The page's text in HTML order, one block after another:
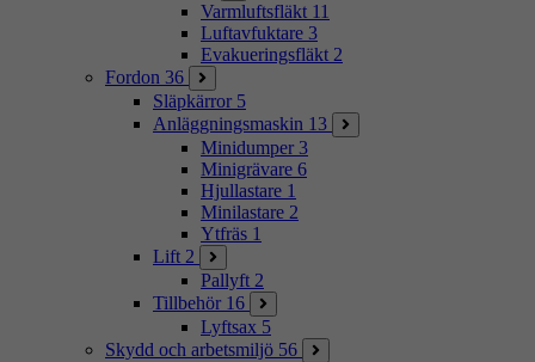
Varmluftsfläkt 11
Luftavfuktare 3
Evakueringsfläkt 2
Fordon 36
Släpkärror 5
Anläggningsmaskin 13
Minidumper 3
Minigrävare 6
Hjullastare 1
Minilastare 2
Ytfräs 1
Lift 2
Pallyft 2
Tillbehör 16
Lyftsax 5
Skydd och arbetsmiljö 56